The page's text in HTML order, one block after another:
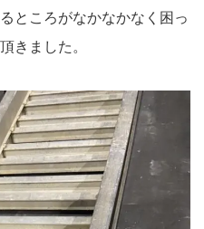
ところがなかなかなく困っ
きました。